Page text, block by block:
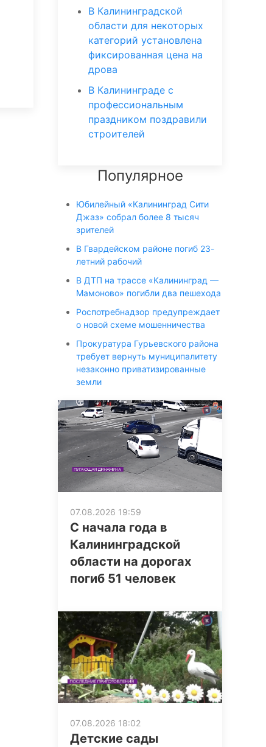
В Калининградской
области для некоторых
категорий установлена
фиксированная цена на
дрова
В Калининграде с
профессиональным
праздником поздравили
строителей
Популярное
Юбилейный «Калининград Сити
Джаз» собрал более 8 тысяч
зрителей
В Гвардейском районе погиб 23-
летний рабочий
В ДТП на трассе «Калининград —
Мамоново» погибли два пешехода
Роспотребнадзор предупреждает
о новой схеме мошенничества
Прокуратура Гурьевского района
требует вернуть муниципалитету
незаконно приватизированные
земли
07.08.2026 19:59
С начала года в
Калининградской
области на дорогах
погиб 51 человек
07.08.2026 18:02
Детские сады